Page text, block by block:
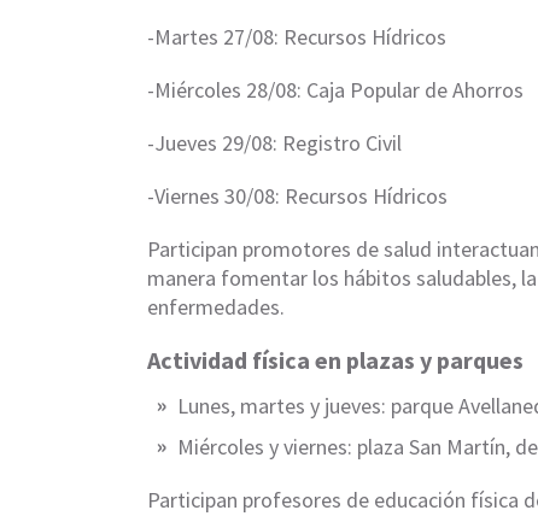
-Martes 27/08: Recursos Hídricos
-Miércoles 28/08: Caja Popular de Ahorros
-Jueves 29/08: Registro Civil
-Viernes 30/08: Recursos Hídricos
Participan promotores de salud
manera fomentar los hábitos saludables,
enfermedades.
Actividad física en plazas y parques
Lunes, martes y jueves: parque
Miércoles y viernes: plaza San Martín,
Participan profesores de educación física